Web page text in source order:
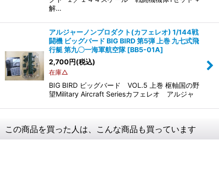
解…
アルジャーノンプロダクト(カフェレオ) 1/144戦
闘機 ビッグバード BIG BIRD 第5弾 上巻 九七式飛
行艇 第九〇一海軍航空隊 [BB5-01A]
2,700円(税込)
在庫△
BIG BIRD ビッグバード VOL.5 上巻 枢軸国の野
望Military Aircraft Seriesカフェレオ アルジャ
この商品を買った人は、こんな商品も買っています